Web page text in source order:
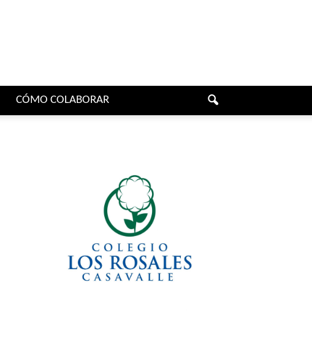
CÓMO COLABORAR